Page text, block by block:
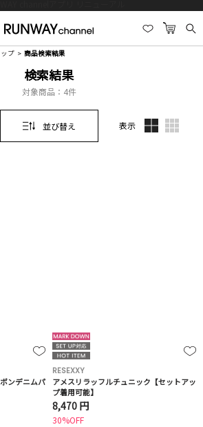
プ 商品検索結果
検索結果
対象商品： 4件
並び替え 表示
ンデニムパ
RESEXXY
アメスリラッフルチュニック【セットアッ
プ着用可能】
8,470 円
30%OFF